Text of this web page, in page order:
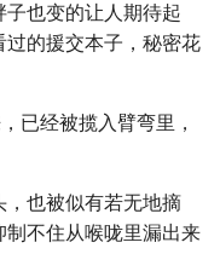
也变的让人期待起
的援交本子，秘密花
已经被揽入臂弯里，
也被似有若无地摘
不住从喉咙里漏出来